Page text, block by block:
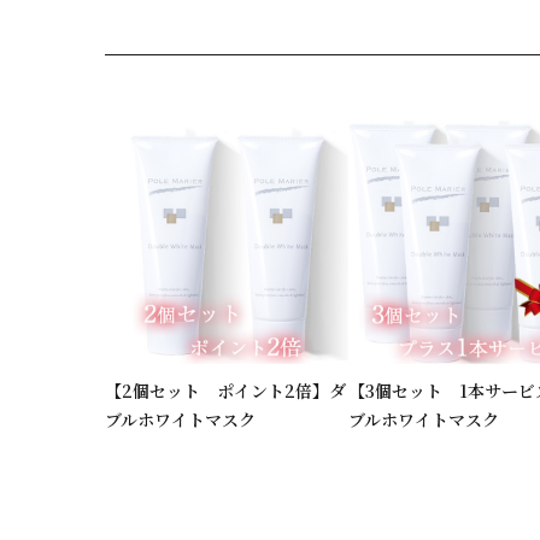
【2個セット ポイント2倍】ダ
ブルホワイトマスク
【3個セット 1本サービ
ブルホワイトマスク